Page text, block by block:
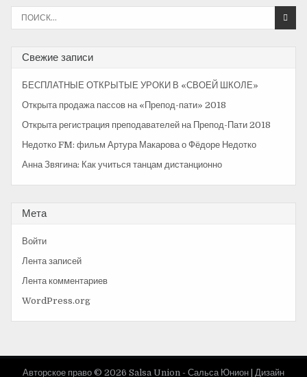
а
ц
и
я
п
о
з
а
п
и
я
м
Свежие записи
БЕСПЛАТНЫЕ ОТКРЫТЫЕ УРОКИ В «СВОЕЙ ШКОЛЕ»
Открыта продажа пассов на «Препод-пати» 2018
Открыта регистрация преподавателей на Препод-Пати 2018
Недотко FM: фильм Артура Макарова о Фёдоре Недотко
Анна Звягина: Как учиться танцам дистанционно
Мета
Войти
Лента записей
Лента комментариев
WordPress.org
Авторское право © 2026 Salsa Union - Сальса Юнион | Дизайн